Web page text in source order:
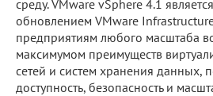
среду. VMware vSphere 4.1
обновлением VMware
предприятиям любого масштаба
максимумом преимуществ
сетей и систем хранения данных,
доступность, безопасность и